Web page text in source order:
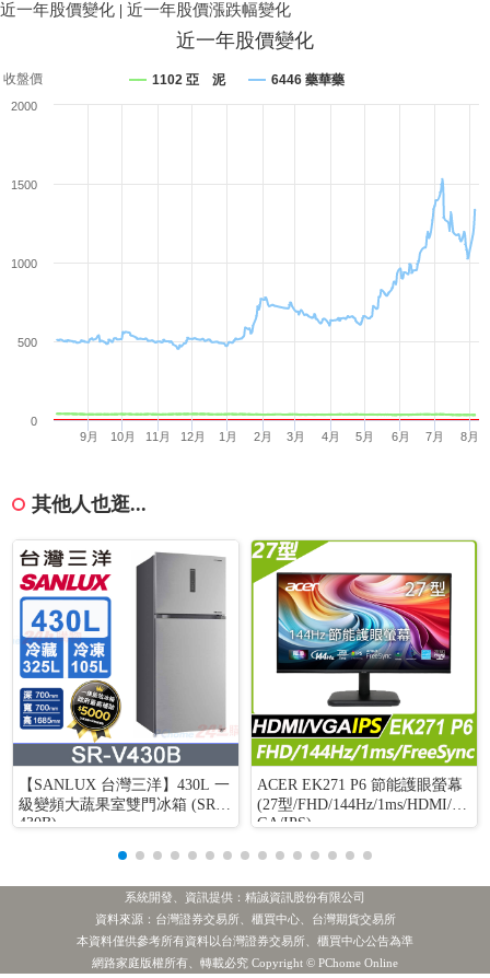
近一年股價變化 | 近一年股價漲跌幅變化
收盤價
近一年股價變化
1102 亞 泥 6446 藥華藥
9月 10月 11月 12月 1月 2月 3月 4月 5月 6月 7月 8月
0
500
1000
1500
2000
其他人也逛...
【SANLUX 台灣三洋】430L 一
級變頻大蔬果室雙門冰箱 (SR-V
430B)
ACER EK271 P6 節能護眼螢幕
(27型/FHD/144Hz/1ms/HDMI/V
GA/IPS)
系統開發、資訊提供：精誠資訊股份有限公司
資料來源：台灣證券交易所、櫃買中心、台灣期貨交易所
本資料僅供參考所有資料以台灣證券交易所、櫃買中心公告為準
網路家庭版權所有、轉載必究 Copyright © PChome Online